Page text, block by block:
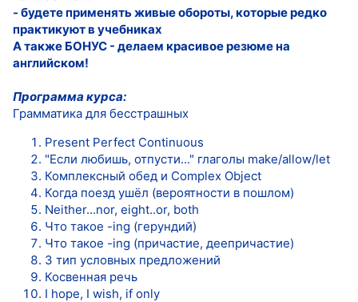
- будете применять живые обороты, которые редко
практикуют в учебниках
А также БОНУС - делаем красивое резюме на
английском!
Программа курса:
Грамматика для бесстрашных
Present Perfect Continuous
"Если любишь, отпусти..." глаголы make/allow/let
Комплексный обед и Complex Object
Когда поезд ушёл (вероятности в пошлом)
Neither...nor, eight..or, both
Что такое -ing (герундий)
Что такое -ing (причастие, деепричастие)
3 тип условных предложений
Косвенная речь
I hope, I wish, if only